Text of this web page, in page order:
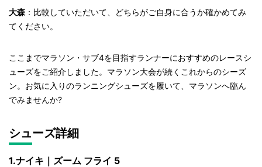
大森 ：比較していただいて、どちらがご自身に合うか確かめてみ
てください。
ここまでマラソン・サブ4を目指すランナーにおすすめのレースシ
ューズをご紹介しました。マラソン大会が続くこれからのシーズ
ン。お気に入りのランニングシューズを履いて、マラソンへ臨ん
でみませんか?
シューズ詳細
1.ナイキ｜ズーム フライ 5